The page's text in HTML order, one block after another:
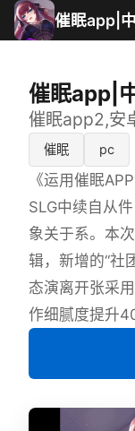
催眠app|
催眠app|
催眠app2,安
催眠 pc
《运用催眠
SLG中续自从
象关于系。本
辑，新增的“社
态演离开张采
作细腻度提升